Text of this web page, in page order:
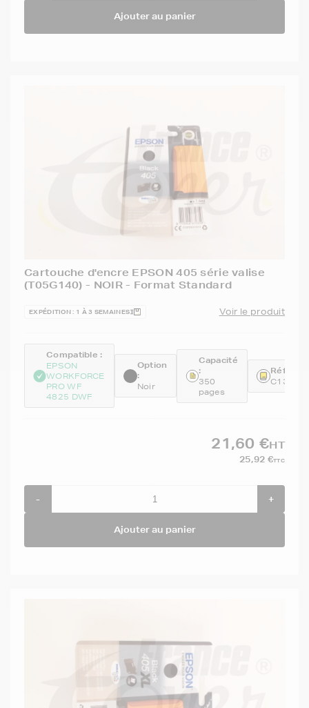
Ajouter au panier
Cartouche d'encre EPSON 405 série valise
(T05G140) - NOIR - Format Standard
EXPÉDITION : 1 À 3 SEMAINES Voir le produit
Compatible :
EPSON
WORKFORCE
PRO WF
4825 DWF
Option
:
Noir
Capacité
:
350
pages
21,60 €HT
25,92 €TTC
- +
Ajouter au panier